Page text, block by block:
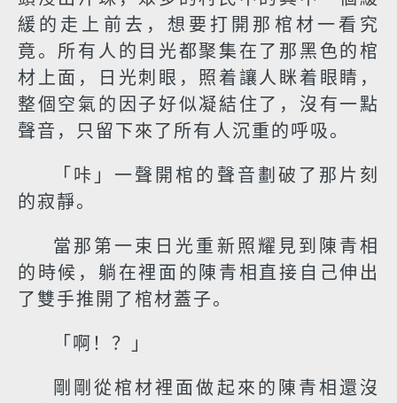
緩的走上前去，想要打開那棺材一看究
竟。所有人的目光都聚集在了那黑色的棺
材上面，日光刺眼，照着讓人眯着眼睛，
整個空氣的因子好似凝結住了，沒有一點
聲音，只留下來了所有人沉重的呼吸。
「咔」一聲開棺的聲音劃破了那片刻
的寂靜。
當那第一束日光重新照耀見到陳青相
的時候，躺在裡面的陳青相直接自己伸出
了雙手推開了棺材蓋子。
「啊！？」
剛剛從棺材裡面做起來的陳青相還沒